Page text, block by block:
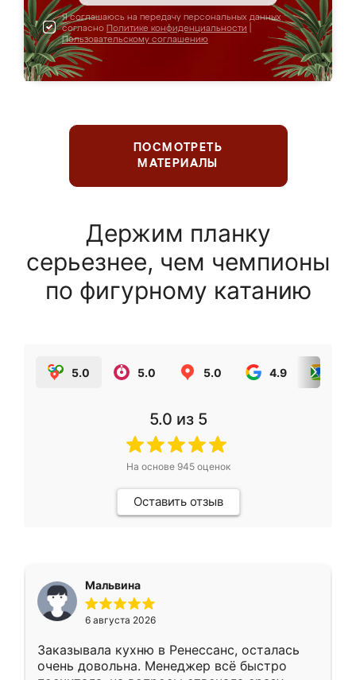
Я соглашаюсь на передачу персональных данных
согласно Политике конфиденциальности
Пользовательскому соглашению
ПОСМОТРЕТЬ
МАТЕРИАЛЫ
Держим планку
серьезнее, чем чемпионы
по фигурному катанию
5.0 5.0 5.0 4.9
5.0 из 5
На основе 945оценок
Оставить отзыв
Мальвина
6 августа 2026
Заказывала кухню в Ренессанс, осталась
очень довольна. Менеджер всё быстро